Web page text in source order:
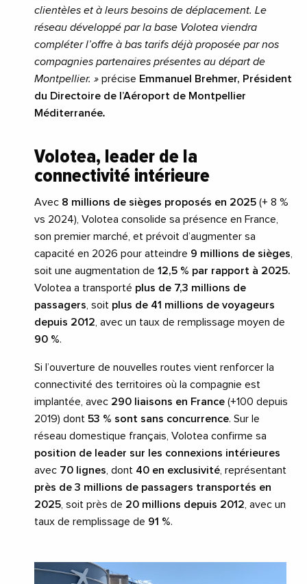
clientèles et à leurs besoins de déplacement. Le
réseau développé par la base Volotea viendra
compléter l’offre à bas tarifs déjà proposée par nos
compagnies partenaires présentes au départ de
Montpellier. » précise Emmanuel Brehmer, Président
du Directoire de l’Aéroport de Montpellier
Méditerranée.
Volotea, leader de la
connectivité intérieure
Avec 8 millions de sièges proposés en 2025 (+ 8 %
vs 2024), Volotea consolide sa présence en France,
son premier marché, et prévoit d’augmenter sa
capacité en 2026 pour atteindre 9 millions de sièges,
soit une augmentation de 12,5 % par rapport à 2025.
Volotea a transporté plus de 7,3 millions de
passagers, soit plus de 41 millions de voyageurs
depuis 2012, avec un taux de remplissage moyen de
90 %.
Si l’ouverture de nouvelles routes vient renforcer la
connectivité des territoires où la compagnie est
implantée, avec 290 liaisons en France (+100 depuis
2019) dont 53 % sont sans concurrence. Sur le
réseau domestique français, Volotea confirme sa
position de leader sur les connexions intérieures
avec 70 lignes, dont 40 en exclusivité, représentant
près de 3 millions de passagers transportés en
2025, soit près de 20 millions depuis 2012, avec un
taux de remplissage de 91 %.